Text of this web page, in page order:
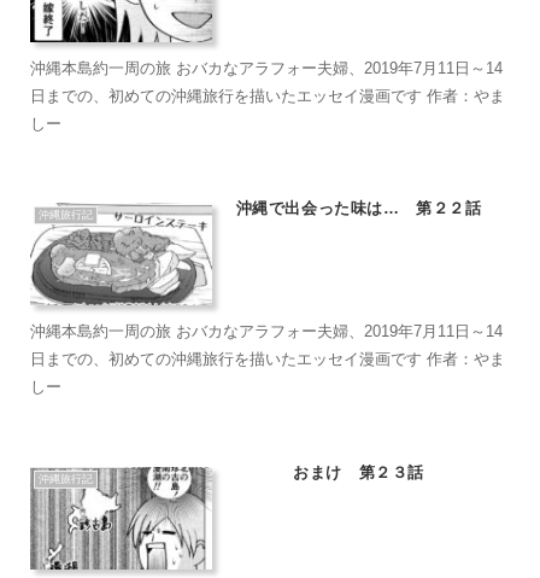
沖縄本島約一周の旅 おバカなアラフォー夫婦、2019年7月11日～14
日までの、初めての沖縄旅行を描いたエッセイ漫画です 作者：やま
しー
沖縄旅行記 沖縄で出会った味は… 第２２話
沖縄本島約一周の旅 おバカなアラフォー夫婦、2019年7月11日～14
日までの、初めての沖縄旅行を描いたエッセイ漫画です 作者：やま
しー
沖縄旅行記 おまけ 第２３話